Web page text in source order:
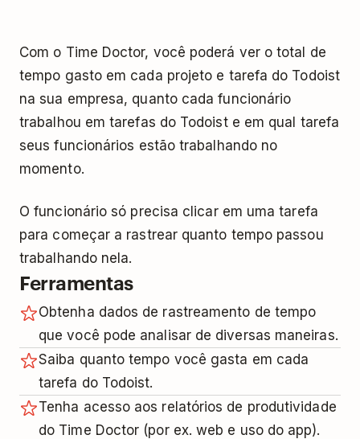
Com o Time Doctor, você poderá ver o total de
tempo gasto em cada projeto e tarefa do Todoist
na sua empresa, quanto cada funcionário
trabalhou em tarefas do Todoist e em qual tarefa
seus funcionários estão trabalhando no
momento.
O funcionário só precisa clicar em uma tarefa
para começar a rastrear quanto tempo passou
trabalhando nela.
Ferramentas
Obtenha dados de rastreamento de tempo
que você pode analisar de diversas maneiras.
Saiba quanto tempo você gasta em cada
tarefa do Todoist.
Tenha acesso aos relatórios de produtividade
do Time Doctor (por ex. web e uso do app).